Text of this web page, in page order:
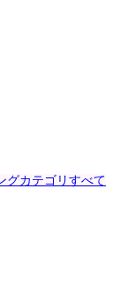
グカテゴリすべて